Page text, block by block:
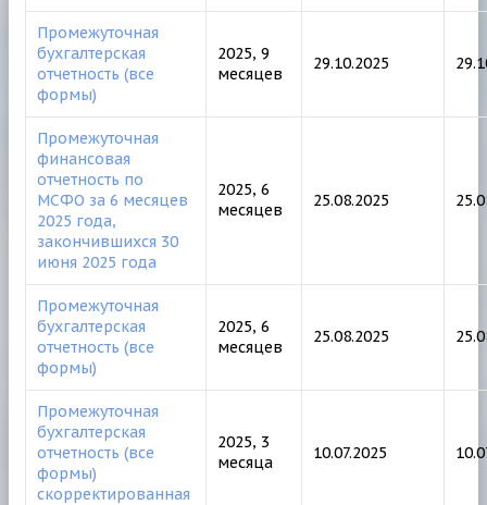
Промежуточная
бухгалтерская
отчетность (все
формы)
2025, 9
месяцев
29.10.2025
Промежуточная
финансовая
отчетность по
МСФО за 6 месяцев
2025 года,
закончившихся 30
июня 2025 года
2025, 6
месяцев
25.08.2025
Промежуточная
бухгалтерская
отчетность (все
формы)
2025, 6
месяцев
25.08.2025
Промежуточная
бухгалтерская
отчетность (все
формы)
скорректированная
2025, 3
месяца
10.07.2025